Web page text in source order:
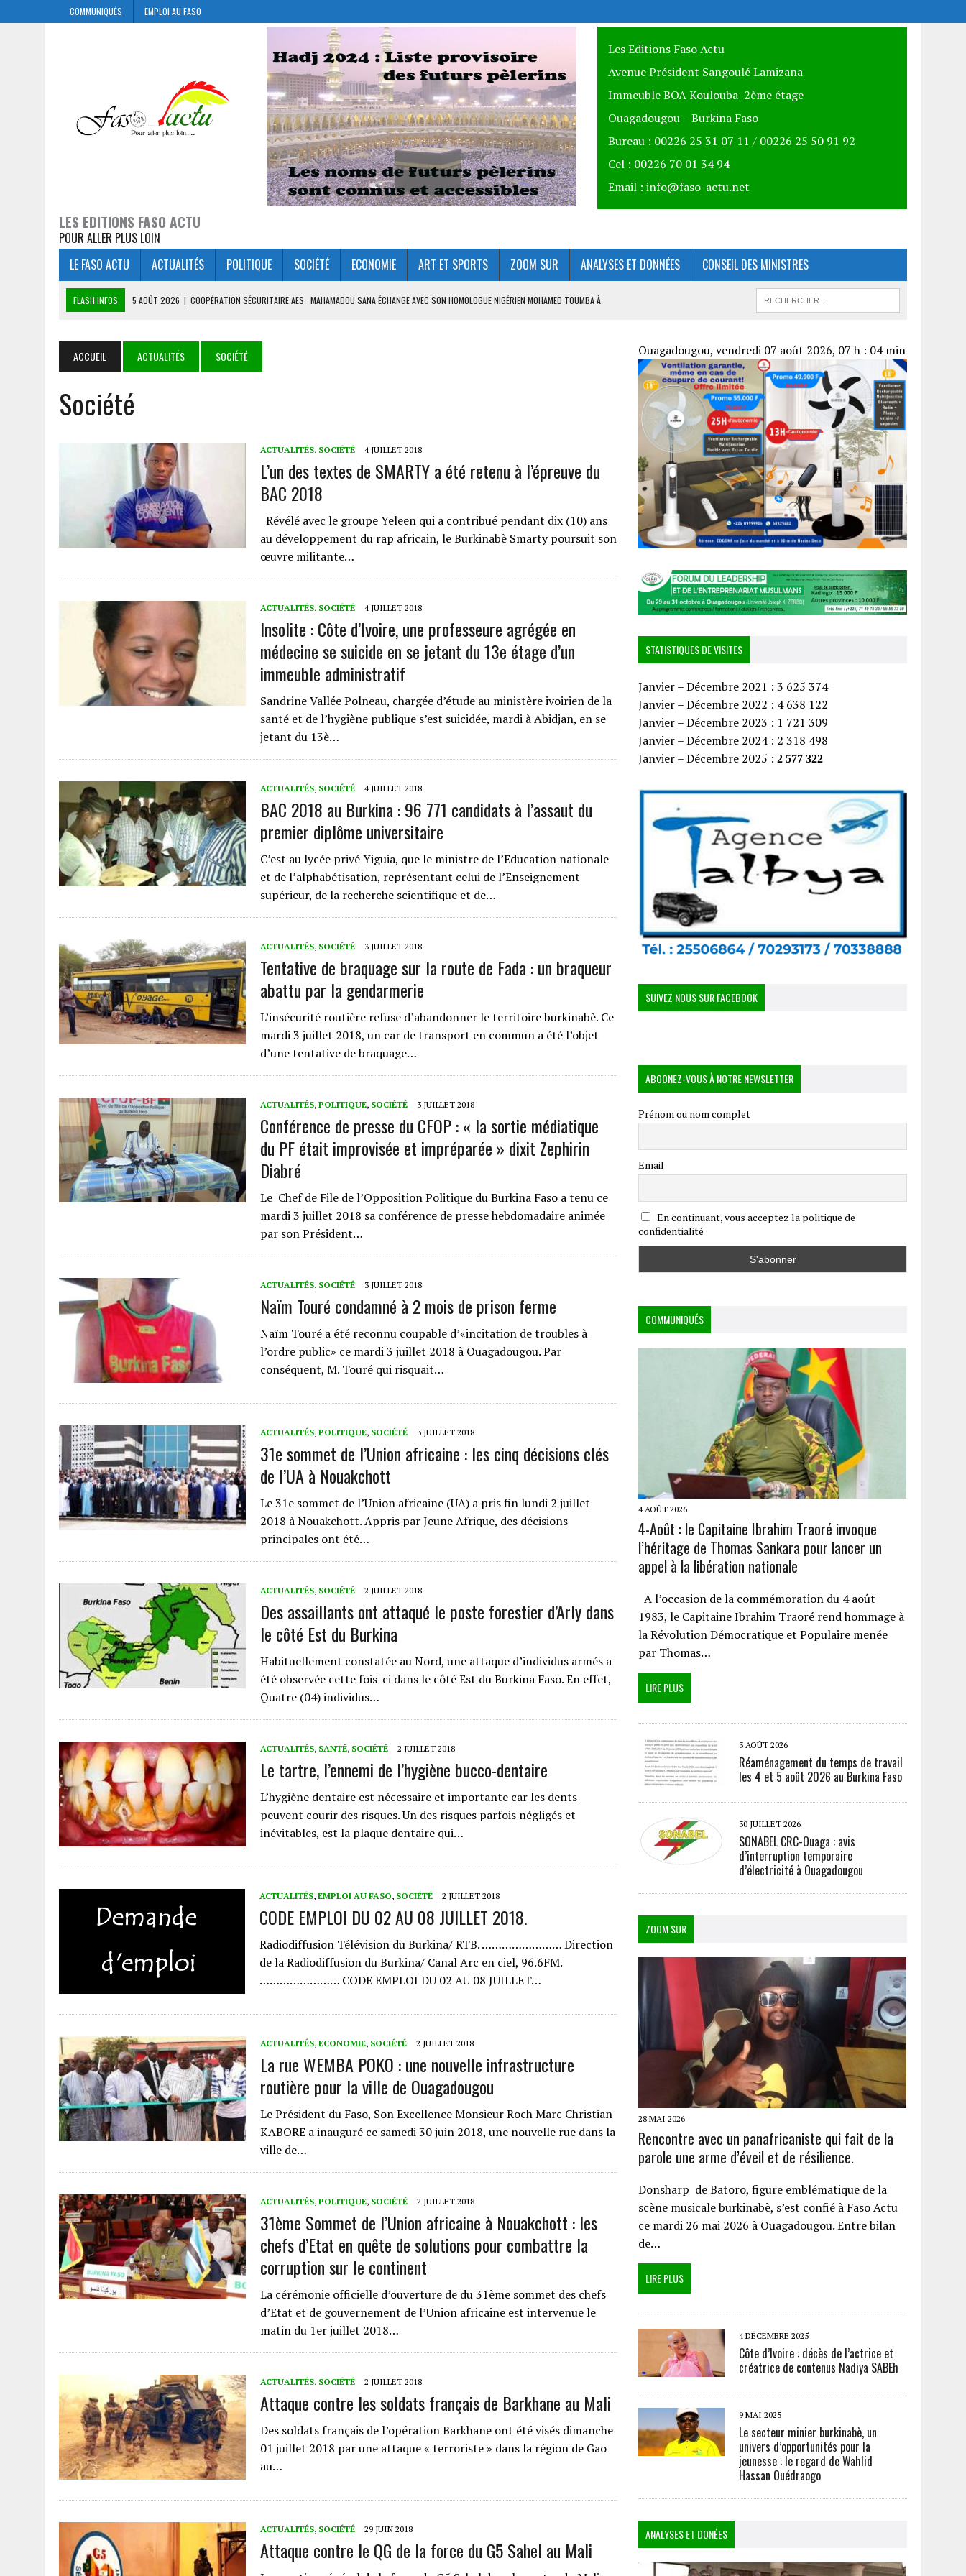
COMMUNIQUÉS EMPLOI AU FASO
LES EDITIONS FASO ACTU
POUR ALLER PLUS LOIN
Les Editions Faso Actu
Avenue Président Sangoulé Lamizana
Immeuble BOA Koulouba 2ème étage
Ouagadougou – Burkina Faso
Bureau : 00226 25 31 07 11 / 00226 25 50 91 92
Cel : 00226 70 01 34 94
Email : info@faso-actu.net
LE FASO ACTU ACTUALITÉS POLITIQUE SOCIÉTÉ ECONOMIE ART ET SPORTS ZOOM SUR ANALYSES ET DONNÉES CONSEIL DES MINISTRES
FLASH INFOS 5 AOÛT 2026 | COOPÉRATION SÉCURITAIRE AES : MAHAMADOU SANA ÉCHANGE AVEC SON HOMOLOGUE NIGÉRIEN MOHAMED TOUMBA À
‎COOPERATION BURKINA FASO- SYSTÈME DES NATIONS UNIES : EN FIN DE MISSION, LE REPRÉSENTANT RÉSIDENT PAR INTÉRIM SALUE UN
PARTENARIAT SOLIDE ET PORTEUR D’ESPOIR
3 AOÛT 2026
TRANSPORT AÉRIEN : LES DÉPUTÉS AUTORISENT LA RATIFICATION DU PROTOCOLE DE MONTRÉAL DE 2014
1 AOÛT 2026 | E-VERBALISATION À OUAGADOUGOU : PLUS DE 1 000 INFRACTIONS ENREGISTRÉES EN SEULEMENT 12 HEURES
5 AOÛT 2026 | GOULMOU : LA BVDP RENFORCE LES CAPACITÉS PSYCHOSOCIALES ET SANITAIRES DES VDP
ACCUEIL ACTUALITÉS SOCIÉTÉ
Société
ACTUALITÉS, SOCIÉTÉ 4 JUILLET 2018
L’un des textes de SMARTY a été retenu à l’épreuve du
BAC 2018
Révélé avec le groupe Yeleen qui a contribué pendant dix (10) ans
au développement du rap africain, le Burkinabè Smarty poursuit son
œuvre militante…
ACTUALITÉS, SOCIÉTÉ 4 JUILLET 2018
Insolite : Côte d’Ivoire, une professeure agrégée en
médecine se suicide en se jetant du 13e étage d’un
immeuble administratif
Sandrine Vallée Polneau, chargée d’étude au ministère ivoirien de la
santé et de l’hygiène publique s’est suicidée, mardi à Abidjan, en se
jetant du 13è…
ACTUALITÉS, SOCIÉTÉ 4 JUILLET 2018
BAC 2018 au Burkina : 96 771 candidats à l’assaut du
premier diplôme universitaire
C’est au lycée privé Yiguia, que le ministre de l’Education nationale
et de l’alphabétisation, représentant celui de l’Enseignement
supérieur, de la recherche scientifique et de…
ACTUALITÉS, SOCIÉTÉ 3 JUILLET 2018
Tentative de braquage sur la route de Fada : un braqueur
abattu par la gendarmerie
L’insécurité routière refuse d’abandonner le territoire burkinabè. Ce
mardi 3 juillet 2018, un car de transport en commun a été l’objet
d’une tentative de braquage…
ACTUALITÉS, POLITIQUE, SOCIÉTÉ 3 JUILLET 2018
Conférence de presse du CFOP : « la sortie médiatique
du PF était improvisée et impréparée » dixit Zephirin
Diabré
Le Chef de File de l’Opposition Politique du Burkina Faso a tenu ce
mardi 3 juillet 2018 sa conférence de presse hebdomadaire animée
par son Président…
ACTUALITÉS, SOCIÉTÉ 3 JUILLET 2018
Naïm Touré condamné à 2 mois de prison ferme
Naïm Touré a été reconnu coupable d’«incitation de troubles à
l’ordre public» ce mardi 3 juillet 2018 à Ouagadougou. Par
conséquent, M. Touré qui risquait…
ACTUALITÉS, POLITIQUE, SOCIÉTÉ 3 JUILLET 2018
31e sommet de l’Union africaine : les cinq décisions clés
de l’UA à Nouakchott
Le 31e sommet de l’Union africaine (UA) a pris fin lundi 2 juillet
2018 à Nouakchott. Appris par Jeune Afrique, des décisions
principales ont été…
ACTUALITÉS, SOCIÉTÉ 2 JUILLET 2018
Des assaillants ont attaqué le poste forestier d’Arly dans
le côté Est du Burkina
Habituellement constatée au Nord, une attaque d’individus armés a
été observée cette fois-ci dans le côté Est du Burkina Faso. En effet,
Quatre (04) individus…
ACTUALITÉS, SANTÉ, SOCIÉTÉ 2 JUILLET 2018
Le tartre, l’ennemi de l’hygiène bucco-dentaire
L’hygiène dentaire est nécessaire et importante car les dents
peuvent courir des risques. Un des risques parfois négligés et
inévitables, est la plaque dentaire qui…
ACTUALITÉS, EMPLOI AU FASO, SOCIÉTÉ 2 JUILLET 2018
CODE EMPLOI DU 02 AU 08 JUILLET 2018.
Radiodiffusion Télévision du Burkina/ RTB. …………………… Direction
de la Radiodiffusion du Burkina/ Canal Arc en ciel, 96.6FM.
…………………… CODE EMPLOI DU 02 AU 08 JUILLET…
ACTUALITÉS, ECONOMIE, SOCIÉTÉ 2 JUILLET 2018
La rue WEMBA POKO : une nouvelle infrastructure
routière pour la ville de Ouagadougou
Le Président du Faso, Son Excellence Monsieur Roch Marc Christian
KABORE a inauguré ce samedi 30 juin 2018, une nouvelle rue dans la
ville de…
ACTUALITÉS, POLITIQUE, SOCIÉTÉ 2 JUILLET 2018
31ème Sommet de l’Union africaine à Nouakchott : les
chefs d’Etat en quête de solutions pour combattre la
corruption sur le continent
La cérémonie officielle d’ouverture de du 31ème sommet des chefs
d’Etat et de gouvernement de l’Union africaine est intervenue le
matin du 1er juillet 2018…
ACTUALITÉS, SOCIÉTÉ 2 JUILLET 2018
Attaque contre les soldats français de Barkhane au Mali
Des soldats français de l’opération Barkhane ont été visés dimanche
01 juillet 2018 par une attaque « terroriste » dans la région de Gao
au…
ACTUALITÉS, SOCIÉTÉ 29 JUIN 2018
Attaque contre le QG de la force du G5 Sahel au Mali
Ouagadougou, vendredi 07 août 2026, 07 h : 04 min
STATISTIQUES DE VISITES
Janvier – Décembre 2021 : 3 625 374
Janvier – Décembre 2022 : 4 638 122
Janvier – Décembre 2023 : 1 721 309
Janvier – Décembre 2024 : 2 318 498
Janvier – Décembre 2025 :2 577 322
SUIVEZ NOUS SUR FACEBOOK
ABOONEZ-VOUS À NOTRE NEWSLETTER
Prénom ou nom complet
Email
En continuant, vous acceptez la politique de
confidentialité
COMMUNIQUÉS
4 AOÛT 2026
4-Août : le Capitaine Ibrahim Traoré invoque
l’héritage de Thomas Sankara pour lancer un
appel à la libération nationale
A l’occasion de la commémoration du 4 août
1983, le Capitaine Ibrahim Traoré rend hommage à
la Révolution Démocratique et Populaire menée
par Thomas…
LIRE PLUS
3 AOÛT 2026
Réaménagement du temps de travail
les 4 et 5 août 2026 au Burkina Faso
30 JUILLET 2026
SONABEL CRC-Ouaga : avis
d’interruption temporaire
d’électricité à Ouagadougou
ZOOM SUR
28 MAI 2026
Rencontre avec un panafricaniste qui fait de la
parole une arme d’éveil et de résilience.
Donsharp de Batoro, figure emblématique de la
scène musicale burkinabè, s’est confié à Faso Actu
ce mardi 26 mai 2026 à Ouagadougou. Entre bilan
de…
LIRE PLUS
4 DÉCEMBRE 2025
Côte d’Ivoire : décès de l’actrice et
créatrice de contenus Nadiya SABEh
9 MAI 2025
Le secteur minier burkinabè, un
univers d’opportunités pour la
jeunesse : le regard de Wahlid
Hassan Ouédraogo
ANALYSES ET DONÉES